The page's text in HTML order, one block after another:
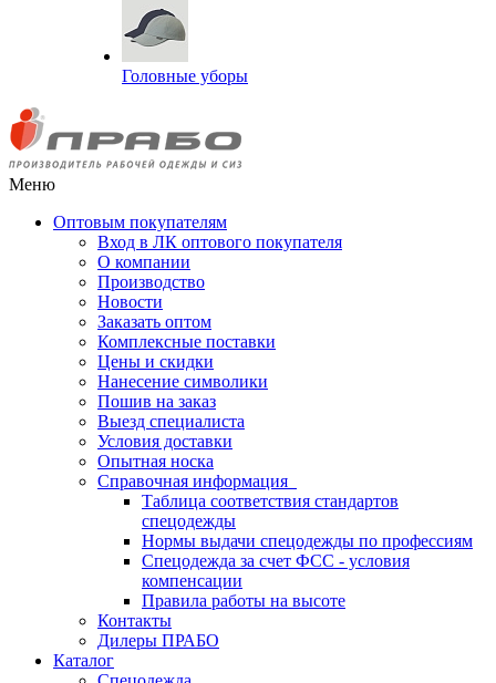
Головные уборы
Меню
Оптовым покупателям
Вход в ЛК оптового покупателя
О компании
Производство
Новости
Заказать оптом
Комплексные поставки
Цены и скидки
Нанесение символики
Пошив на заказ
Выезд специалиста
Условия доставки
Опытная носка
Справочная информация
Таблица соответствия стандартов
спецодежды
Нормы выдачи спецодежды по профессиям
Спецодежда за счет ФСС - условия
компенсации
Правила работы на высоте
Контакты
Дилеры ПРАБО
Каталог